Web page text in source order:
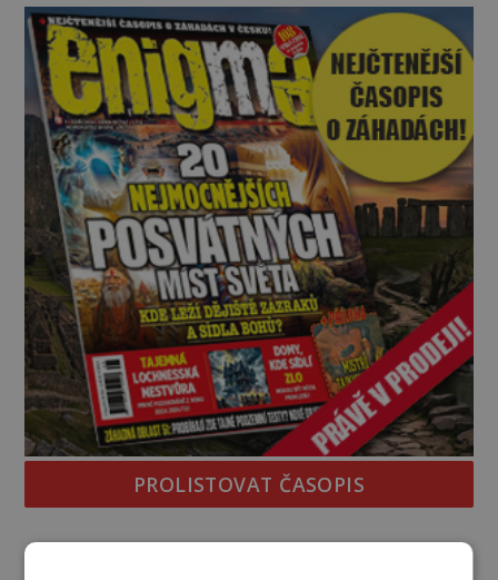
nebo Leonarda DiCapria. Na Blízkém východě a v
židovských komunitách po celém světě, je
PROLISTOVAT ČASOPIS